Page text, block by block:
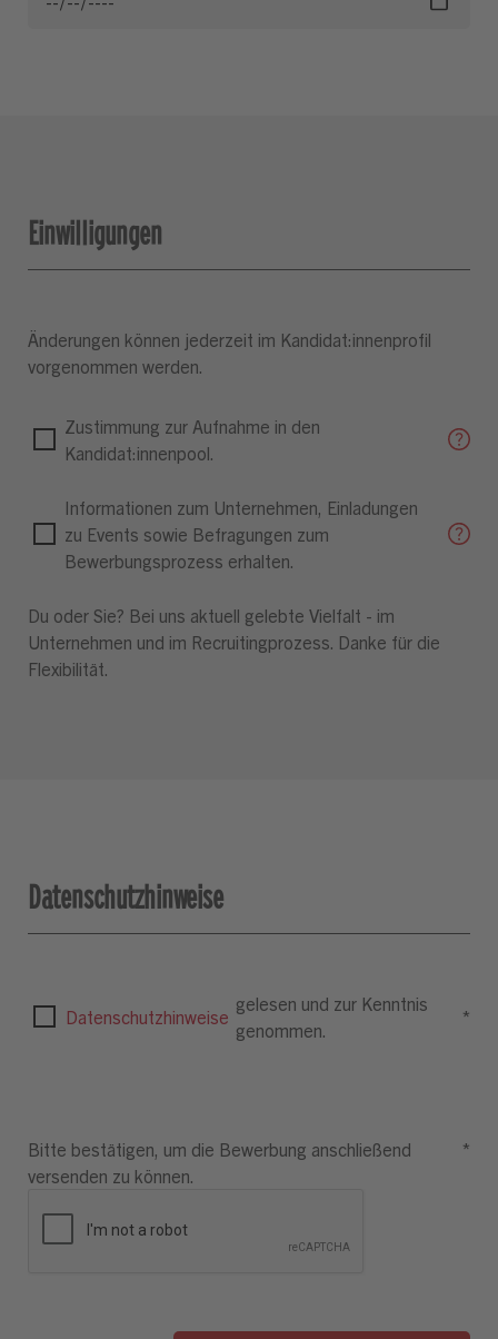
Einwilligungen
Änderungen können jederzeit im Kandidat:innenprofil
vorgenommen werden.
Zustimmung zur Aufnahme in den
Kandidat:innenpool.
Informationen zum Unternehmen, Einladungen
zu Events sowie Befragungen zum
Bewerbungsprozess erhalten.
Du oder Sie? Bei uns aktuell gelebte Vielfalt - im
Unternehmen und im Recruitingprozess. Danke für die
Flexibilität.
Datenschutzhinweise
Datenschutzhinweise
gelesen und zur Kenntnis
genommen.
*
Bitte bestätigen, um die Bewerbung anschließend
versenden zu können.
*